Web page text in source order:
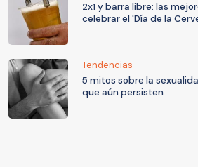
2x1 y barra libre: las
celebrar el 'Día de la
Tendencias
5 mitos sobre la
que aún persisten